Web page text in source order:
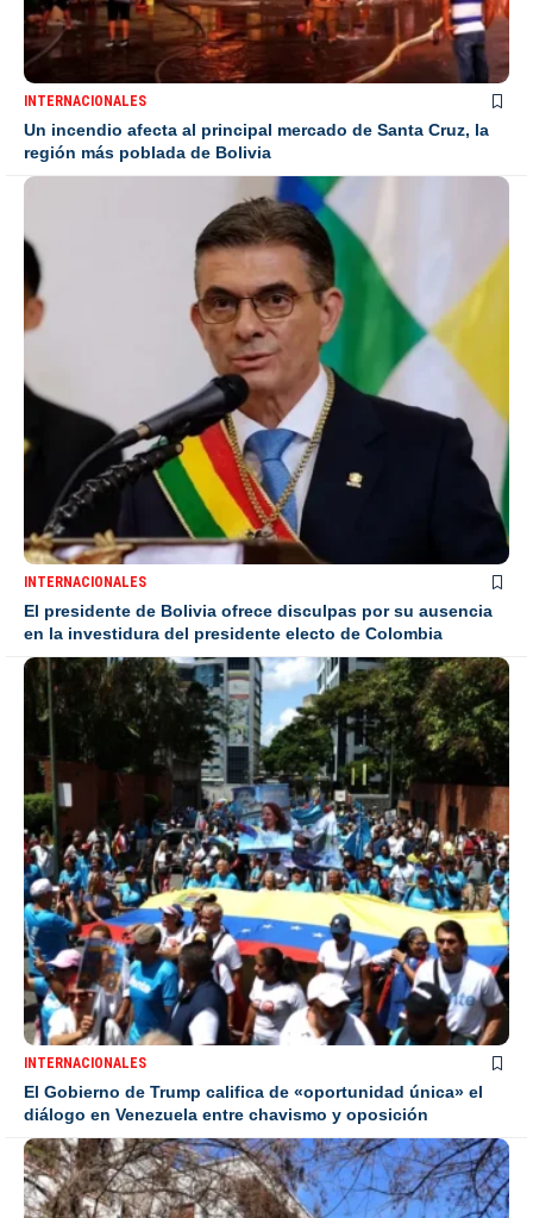
INTERNACIONALES
Un incendio afecta al principal mercado de Santa Cruz, la
región más poblada de Bolivia
INTERNACIONALES
El presidente de Bolivia ofrece disculpas por su ausencia
en la investidura del presidente electo de Colombia
INTERNACIONALES
El Gobierno de Trump califica de «oportunidad única» el
diálogo en Venezuela entre chavismo y oposición